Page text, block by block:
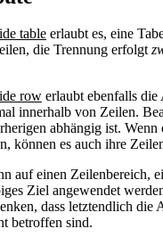
table erlaubt es, eine
die Trennung erfolgt
row erlaubt ebenfalls
innerhalb von Zeilen.
abhängig ist. Wenn
können es auch ihre
auf einen Zeilenbereich,
Ziel angewendet
dass letztendlich die
betroffen sind.